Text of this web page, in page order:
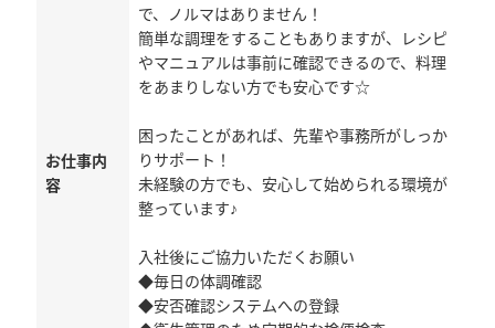
お仕事内
容
で、ノルマはありません！
簡単な調理をすることもありますが、レシピ
やマニュアルは事前に確認できるので、料理
をあまりしない方でも安心です☆
困ったことがあれば、先輩や事務所がしっか
りサポート！
未経験の方でも、安心して始められる環境が
整っています♪
入社後にご協力いただくお願い
◆毎日の体調確認
◆安否確認システムへの登録